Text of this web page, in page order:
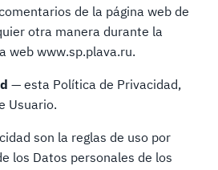
de la página web de
otra manera durante la
web www.sp.plava.ru.
— esta Política de Privacidad,
Usuario.
son la reglas de uso por
los Datos personales de los